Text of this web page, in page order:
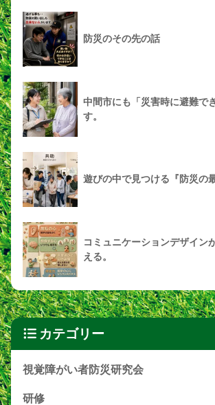
防災のその先の話
中間市にも「災害時に避難で
す。
遊びの中で見つける『防災の
コミュニケーションデザイン
える。
カテゴリー
視覚障がい者防災研究会
研修